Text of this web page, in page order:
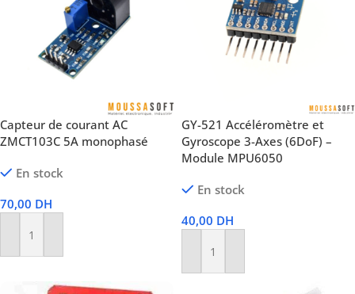
Capteur de courant AC
ZMCT103C 5A monophasé
En stock
70,00 DH
Ajouter Au Panier
GY-521 Accéléromètre et
Gyroscope 3-Axes (6DoF) –
Module MPU6050
En stock
40,00 DH
Ajouter Au Panier